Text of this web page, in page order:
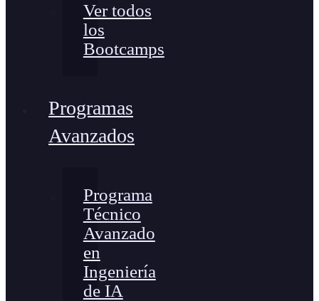
Ver todos
los
Bootcamps
Programas
Avanzados
Programa
Técnico
Avanzado
en
Ingeniería
de IA